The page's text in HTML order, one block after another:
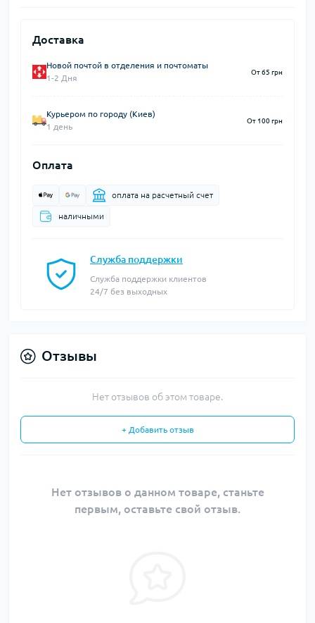
Доставка
Новой почтой в отделения и почтоматы
1-2 Дня
От 65 грн
Курьером по городу (Киев)
1 день
От 100 грн
Оплата
оплата на расчетный счет
наличными
Служба поддержки
Служба поддержки клиентов
24/7 без выходных
Отзывы
Нет отзывов об этом товаре.
+ Добавить отзыв
Нет отзывов о данном товаре, станьте
первым, оставьте свой отзыв.